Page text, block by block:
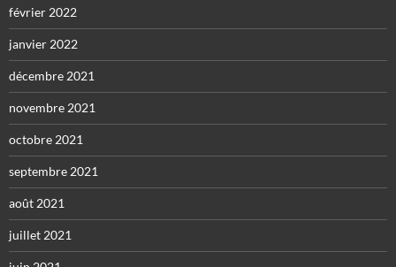
février 2022
janvier 2022
décembre 2021
novembre 2021
octobre 2021
septembre 2021
août 2021
juillet 2021